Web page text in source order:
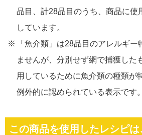
品目、計28品目のうち、商品に使
しています。
「魚介類」は28品目のアレルギー
ませんが、分別せず網で捕獲した
用しているために魚介類の種類が
例外的に認められている表示です。
この商品を使用したレシピは